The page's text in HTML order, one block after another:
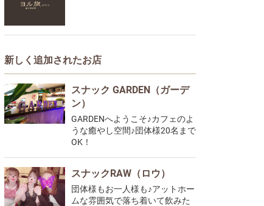
新しく追加されたお店
スナック GARDEN（ガーデ
ン）
GARDENへようこそ♪カフェのよ
うな癒やし空間♪団体様20名まで
OK！
スナックRAW（ロウ）
団体様もお一人様も♪アットホー
ムな雰囲気で落ち着いて飲みた